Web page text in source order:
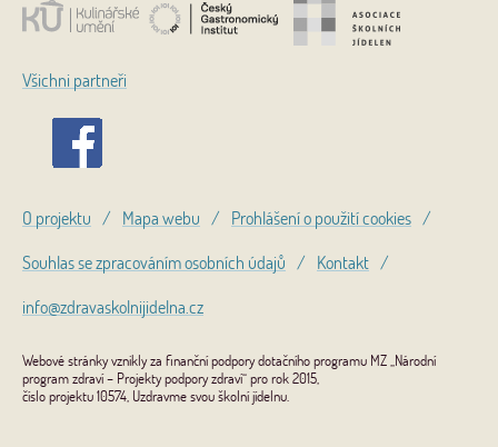
Všichni partneři
O projektu / Mapa webu / Prohlášení o použití cookies /
Souhlas se zpracováním osobních údajů / Kontakt /
info@zdravaskolnijidelna.cz
Webové stránky vznikly za finanční podpory dotačního programu MZ „Národní
program zdraví – Projekty podpory zdraví“ pro rok 2015,
číslo projektu 10574, Uzdravme svou školní jídelnu.